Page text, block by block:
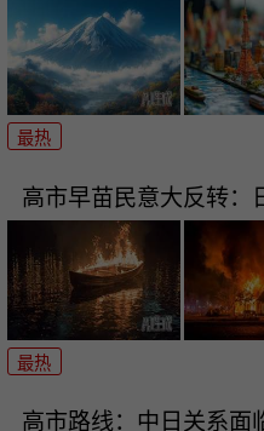
最热
高市早苗民意大反转：
最热
高市路线：中日关系面